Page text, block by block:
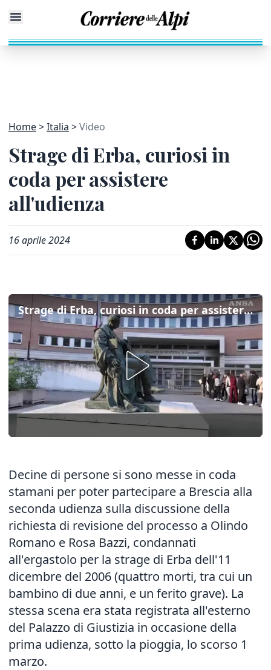
Home Italia Video
Strage di Erba, curiosi in
coda per assistere
all'udienza
16 aprile 2024
Strage di Erba, curiosi in coda per assistere all'udienza
Decine di persone si sono messe in coda
stamani per poter partecipare a Brescia alla
seconda udienza sulla discussione della
richiesta di revisione del processo a Olindo
Romano e Rosa Bazzi, condannati
all'ergastolo per la strage di Erba dell'11
dicembre del 2006 (quattro morti, tra cui un
bambino di due anni, e un ferito grave). La
stessa scena era stata registrata all'esterno
del Palazzo di Giustizia in occasione della
prima udienza, sotto la pioggia, lo scorso 1
marzo.